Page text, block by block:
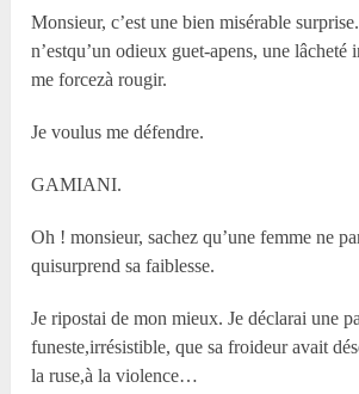
Monsieur, c’est une bien misérable
n’estqu’un odieux guet-apens, une
me forcezà rougir.
Je voulus me défendre.
GAMIANI.
Oh ! monsieur, sachez qu’une femme ne
quisurprend sa faiblesse.
Je ripostai de mon mieux. Je déclarai une
funeste,irrésistible, que sa froideur avait
la ruse,à la violence…